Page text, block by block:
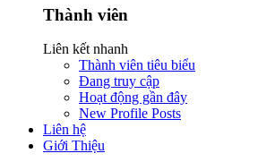
Thành viên
Liên kết nhanh
Thành viên tiêu biểu
Đang truy cập
Hoạt động gần đây
New Profile Posts
Liên hệ
Giới Thiệu